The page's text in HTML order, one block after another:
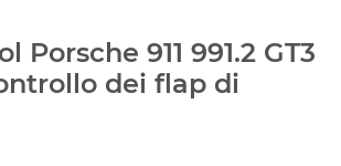
Porsche 911 991.2 GT3
dei flap di